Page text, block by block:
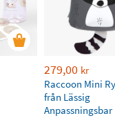
279,00 kr
Raccoon Mini
från Lässig
Anpassningsbar